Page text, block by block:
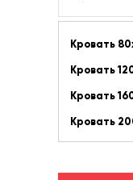
Кровать
Кровать
Кровать
Кровать